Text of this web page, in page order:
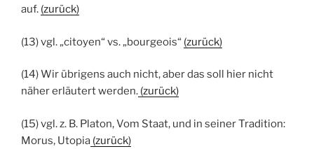
auf. (zurück)
(13) vgl. „citoyen“ vs. „bourgeois“ (zurück)
(14) Wir übrigens auch nicht, aber das soll hier nicht
näher erläutert werden. (zurück)
(15) vgl. z. B. Platon, Vom Staat, und in seiner Tradition:
Morus, Utopia (zurück)